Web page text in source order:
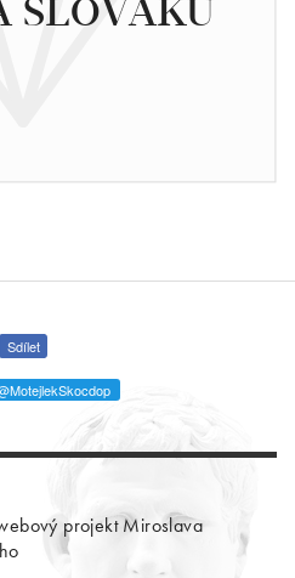
SLOVÁKŮ
Sdílet
projekt Miroslava